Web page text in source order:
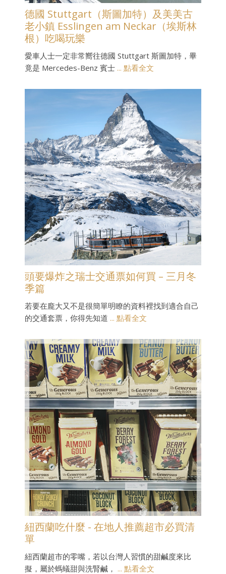
德國 Stuttgart（斯圖加特）及美美古
老小鎮 Esslingen am Neckar（埃斯林
根）吃喝玩樂
愛車人士一定非常嚮往德國 Stuttgart 斯圖加特，畢
竟是 Mercedes-Benz 賓士 ... 點看全文
頭要爆炸之瑞士交通票如何買 – 三月冬
季篇
若要在龐大又不是很簡單明瞭的資料裡找到適合自己
的交通套票，你得先知道 ... 點看全文
紐西蘭吃什麼 - 在地人推薦超市必買清
單
紐西蘭超市的零嘴，若以台灣人習慣的甜鹹度來比
擬，屬於螞蟻甜與洗腎鹹， ... 點看全文